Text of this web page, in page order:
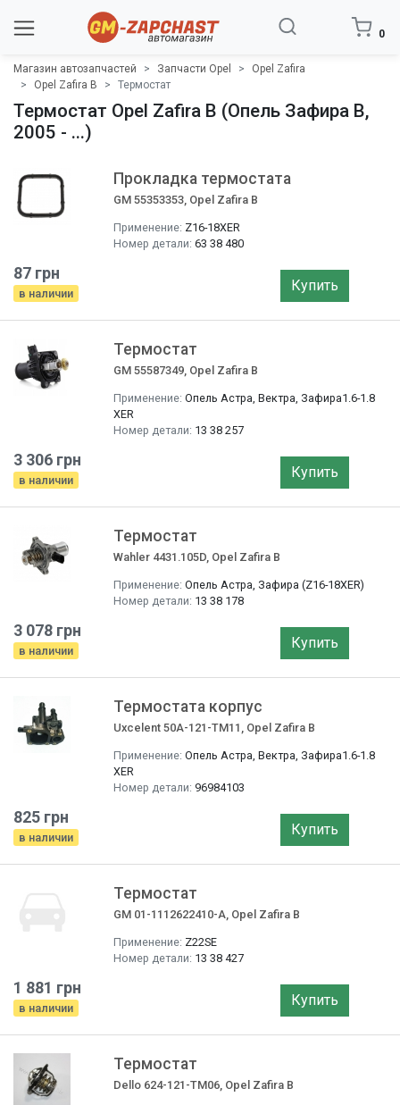
0
Магазин автозапчастей Запчасти Opel
Opel Zafira
Opel Zafira B
Термостат
Термостат Opel Zafira B (Опель Зафира B,
2005 - ...)
Прокладка термостата
GM 55353353, Opel Zafira B
Применение: Z16-18XER
Номер детали: 63 38 480
87 грн
в наличии Купить
Термостат
GM 55587349, Opel Zafira B
Применение: Опель Астра, Вектра, Зафира1.6-1.8
XER
Номер детали: 13 38 257
3 306 грн
в наличии Купить
Термостат
Wahler 4431.105D, Opel Zafira B
Применение: Опель Астра, Зафира (Z16-18XER)
Номер детали: 13 38 178
3 078 грн
в наличии Купить
Термостата корпус
Uxcelent 50A-121-TM11, Opel Zafira B
Применение: Опель Астра, Вектра, Зафира1.6-1.8
XER
Номер детали: 96984103
825 грн
в наличии Купить
Термостат
GM 01-1112622410-A, Opel Zafira B
Применение: Z22SE
Номер детали: 13 38 427
1 881 грн
в наличии Купить
Термостат
Dello 624-121-TM06, Opel Zafira B